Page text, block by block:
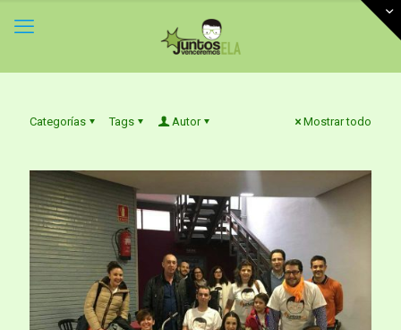
Categorías Tags Autor Mostrar todo